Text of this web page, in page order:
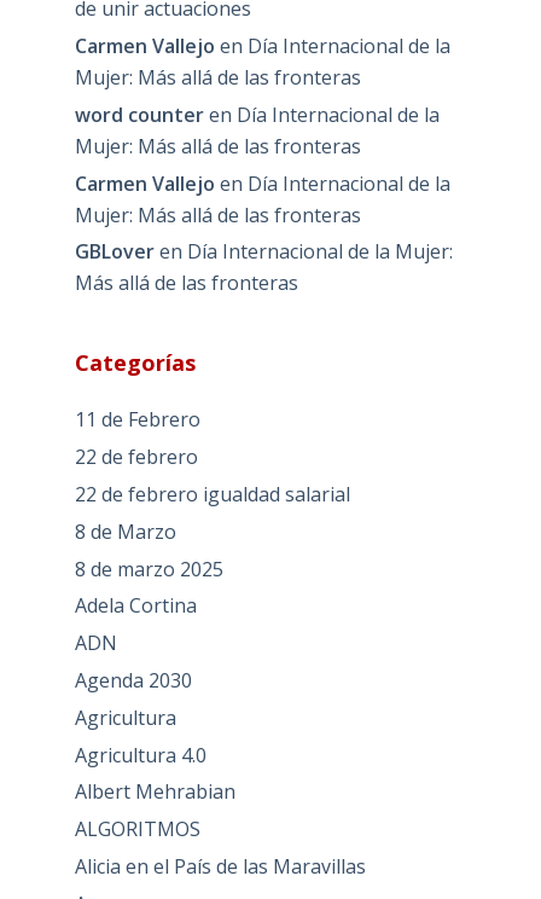
de unir actuaciones
Carmen Vallejo en Día Internacional de la
Mujer: Más allá de las fronteras
word counteren Día Internacional de la
Mujer: Más allá de las fronteras
Carmen Vallejo en Día Internacional de la
Mujer: Más allá de las fronteras
GBLoveren Día Internacional de la Mujer:
Más allá de las fronteras
Categorías
11 de Febrero
22 de febrero
22 de febrero igualdad salarial
8 de Marzo
8 de marzo 2025
Adela Cortina
ADN
Agenda 2030
Agricultura
Agricultura 4.0
Albert Mehrabian
ALGORITMOS
Alicia en el País de las Maravillas